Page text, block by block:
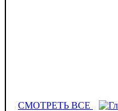
СМОТРЕТЬ ВСЕ